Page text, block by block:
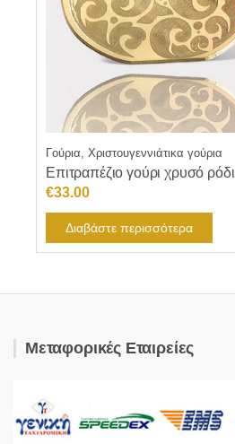
Γούρια, Χριστουγεννιάτικα γούρια
Επιτραπέζιο γούρι χρυσό ρόδι
€33.00
Διαβάστε περισσότερα
Μεταφορικές Εταιρείες